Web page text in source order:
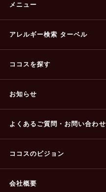
メニュー
アレルギー検索 ターベル
ココスを探す
お知らせ
よくあるご質問・ お問い合わせ
ココスのビジョン
会社概要